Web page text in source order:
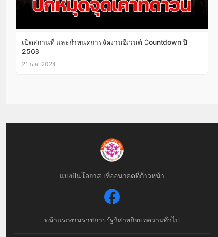
เปิดสถานที่ และกำหนดการจัดงานอีเวนต์ Countdown ปี
2568
21 ธ.ค. 2024
แบ่งปันโอกาส เพื่ออนาคตที่ก้าวหน้า
หน้าแรกงานราชการรัฐวิสาหกิจบทความทั่วไป